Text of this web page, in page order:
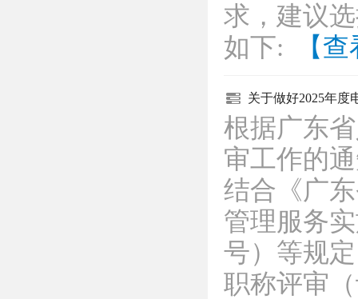
求，建议
如下:
【
关于做好2025年度
根据广东
审工作的
结合《广
管理服务
号）等规
职称评审